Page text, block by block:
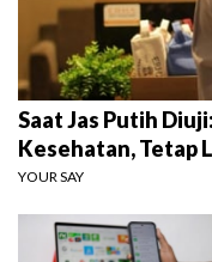
Saat Jas Putih
Kesehatan, Tetap
YOUR SAY